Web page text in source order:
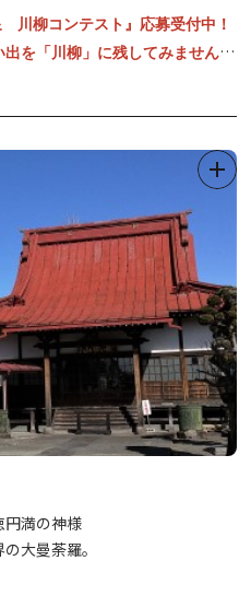
川柳コンテスト』応募受付中！
を「川柳」に残してみませんか
とり２作品まで、未発表のもの
ー（東武鉄道「鬼怒川温泉駅」
」へ投函。
たします。
リジナルグッズ」などを贈呈い
情報センター前「川柳掲示板」
円満の神様
大曼荼羅。